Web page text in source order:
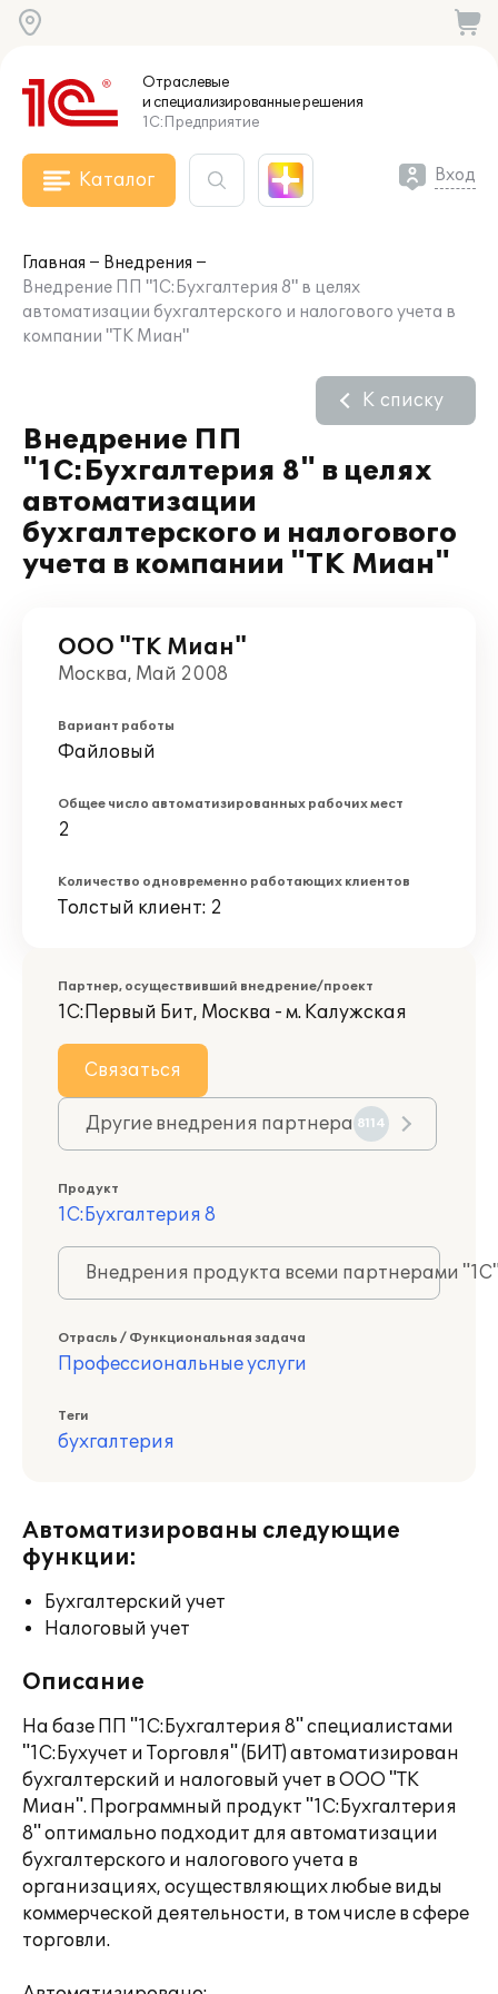
Отраслевые
и специализированныерешения
1С:Предприятие
Каталог Вход
Главная
Внедрения
Внедрение ПП "1С:Бухгалтерия 8" в целях
автоматизации бухгалтерского и налогового учета в
компании "ТК Миан"
Внедрение ПП
"1С:Бухгалтерия 8" в целях
автоматизации
бухгалтерского и налогового
учета в компании "ТК Миан"
К списку
ООО "ТК Миан"
Москва, Май 2008
Вариант работы
Файловый
Общее число автоматизированных рабочих мест
2
Количество одновременно работающих клиентов
Толстый клиент: 2
Партнер, осуществивший внедрение/проект
1С:Первый Бит, Москва - м. Калужская
Связаться
Другие внедрения партнера 8114
Продукт
1С:Бухгалтерия 8
Внедрения продукта всеми партнерами
Отрасль / Функциональная задача
Профессиональные услуги
Теги
бухгалтерия
Автоматизированы следующие
функции:
Бухгалтерский учет
Налоговый учет
Описание
На базе ПП "1С:Бухгалтерия 8" специалистами
"1С:Бухучет и Торговля" (БИТ) автоматизирован
бухгалтерский и налоговый учет в ООО "ТК
Миан". Программный продукт "1C:Бухгалтерия
8" оптимально подходит для автоматизации
бухгалтерского и налогового учета в
организациях, осуществляющих любые виды
коммерческой деятельности, в том числе в сфере
торговли.